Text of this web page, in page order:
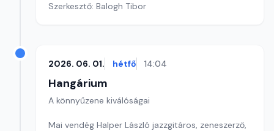
Szerkesztő: Balogh Tibor
2026. 06. 01. hétfő 14:04
Hangárium
A könnyűzene kiválóságai
Mai vendég Halper László jazzgitáros, zeneszerző,